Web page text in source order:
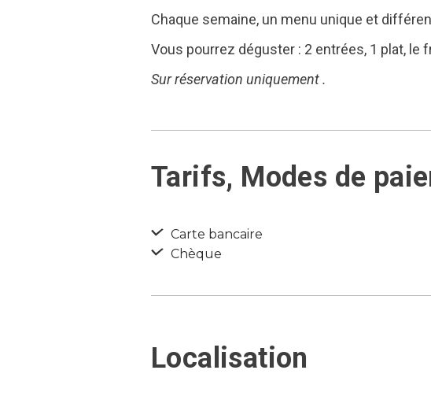
Chaque semaine, un menu unique et
Vous pourrez déguster : 2 entrées, 1 plat, le
Sur réservation uniquement .
Tarifs, Modes de
Carte bancaire
Chèque
Localisation